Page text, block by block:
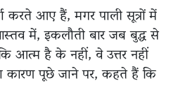
करते आए हैं, मगर पाली सूत्रों में
में, इकलौती बार जब बुद्ध से
आत्म है के नहीं, वे उत्तर नहीं
कारण पूछे जाने पर, कहते हैं कि